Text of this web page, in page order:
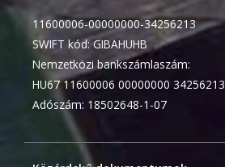
11600006-00000000-34256213
SWIFT kód: GIBAHUHB
Nemzetközi bankszámlaszám:
HU67 11600006 00000000 34256213
Adószám: 18502648-1-07